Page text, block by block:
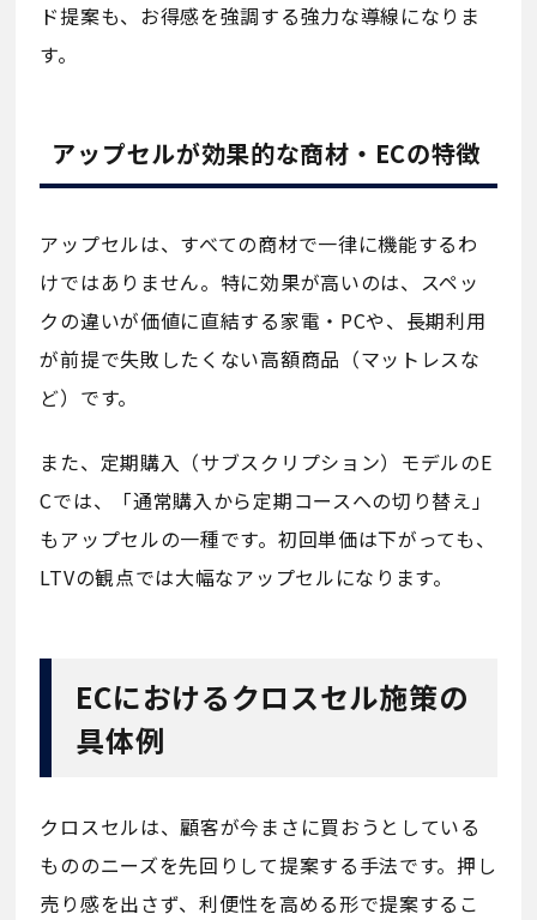
ド提案も、お得感を強調する強力な導線になりま
す。
アップセルが効果的な商材・ECの特徴
アップセルは、すべての商材で一律に機能するわ
けではありません。特に効果が高いのは、スペッ
クの違いが価値に直結する家電・PCや、長期利用
が前提で失敗したくない高額商品（マットレスな
ど）です。
また、定期購入（サブスクリプション）モデルのE
Cでは、「通常購入から定期コースへの切り替え」
もアップセルの一種です。初回単価は下がっても、
LTVの観点では大幅なアップセルになります。
ECにおけるクロスセル施策の
具体例
クロスセルは、顧客が今まさに買おうとしている
もののニーズを先回りして提案する手法です。押し
売り感を出さず、利便性を高める形で提案するこ